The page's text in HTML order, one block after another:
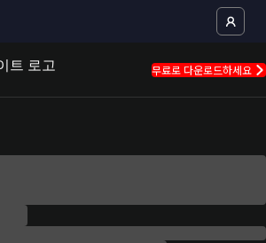
무료로 다운로드하세요